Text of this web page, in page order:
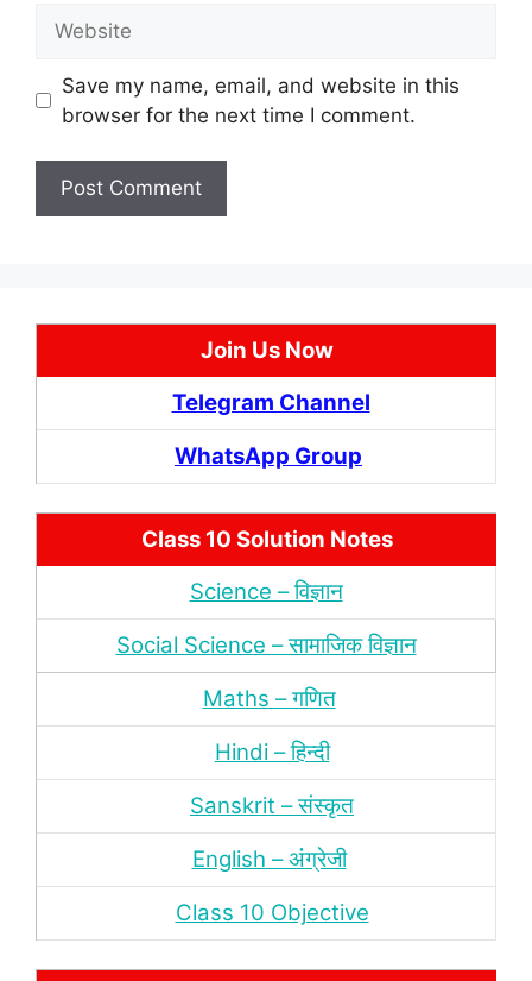
Save my name, email, and website in this
browser for the next time I comment.
Join Us Now
Telegram Channel
WhatsApp Group
Class 10 Solution Notes
Science – विज्ञान
Social Science – सामाजिक विज्ञान
Maths – गणित
Hindi – हिन्‍दी
Sanskrit – संस्‍कृत
English – अंंग्रेजी
Class 10 Objective